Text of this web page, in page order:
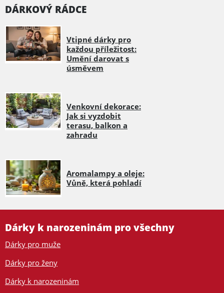
DÁRKOVÝ RÁDCE
Vtipné dárky pro
každou příležitost:
Umění darovat s
úsměvem
Venkovní dekorace:
Jak si vyzdobit
terasu, balkon a
zahradu
Aromalampy a oleje:
Vůně, která pohladí
Dárky k narozeninám pro všechny
Dárky pro muže
Dárky pro ženy
Dárky k narozeninám